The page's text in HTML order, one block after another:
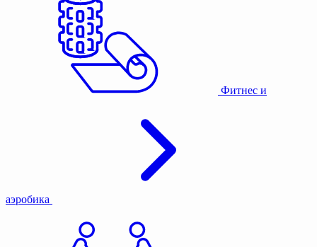
Фитнес и
аэробика